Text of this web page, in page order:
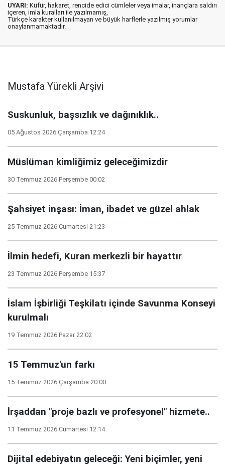
UYARI: Küfür, hakaret, rencide edici cümleler veya imalar, inançlara saldırı
içeren, imla kuralları ile yazılmamış,
Türkçe karakter kullanılmayan ve büyük harflerle yazılmış yorumlar
onaylanmamaktadır.
Mustafa Yürekli Arşivi
Suskunluk, başsızlık ve dağınıklık..
05 Ağustos 2026 Çarşamba 12:24
Müslüman kimliğimiz geleceğimizdir
30 Temmuz 2026 Perşembe 00:02
Şahsiyet inşası: İman, ibadet ve güzel ahlak
25 Temmuz 2026 Cumartesi 21:23
İlmin hedefi, Kuran merkezli bir hayattır
23 Temmuz 2026 Perşembe 15:37
İslam İşbirliği Teşkilatı içinde Savunma Konseyi
kurulmalı
19 Temmuz 2026 Pazar 22:02
15 Temmuz'un farkı
15 Temmuz 2026 Çarşamba 20:00
İrşaddan "proje bazlı ve profesyonel" hizmete..
11 Temmuz 2026 Cumartesi 12:14
Dijital edebiyatın geleceği: Yeni biçimler, yeni